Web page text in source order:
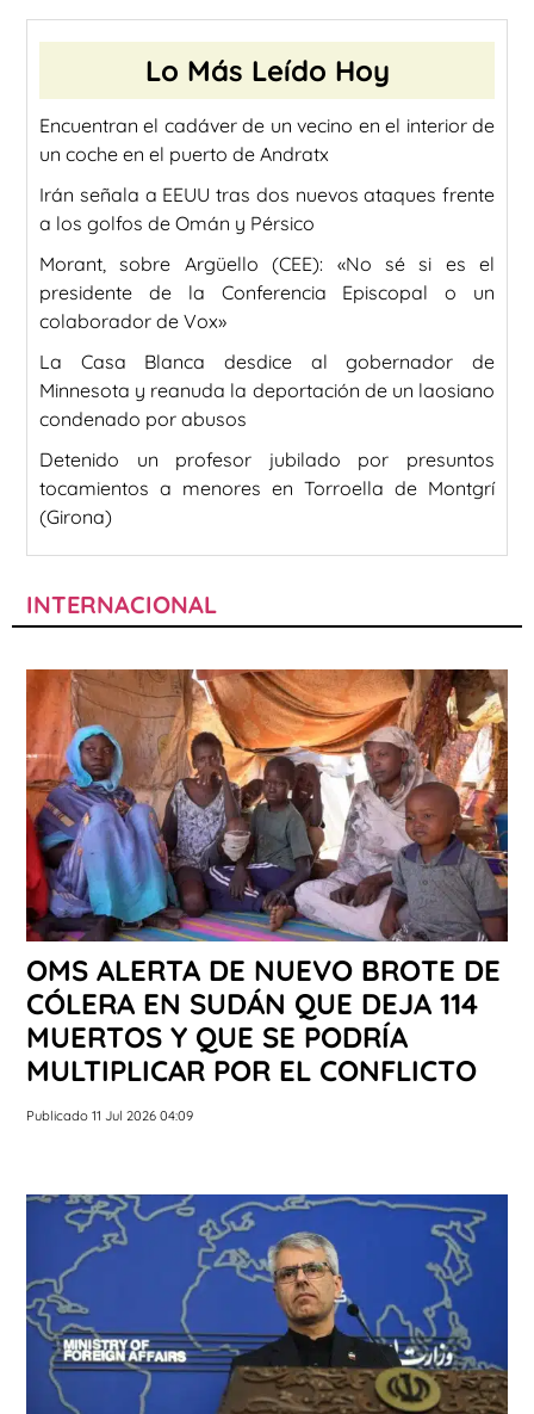
Lo Más Leído Hoy
Encuentran el cadáver de un vecino en el interior de
un coche en el puerto de Andratx
Irán señala a EEUU tras dos nuevos ataques frente
a los golfos de Omán y Pérsico
Morant, sobre Argüello (CEE): «No sé si es el
presidente de la Conferencia Episcopal o un
colaborador de Vox»
La Casa Blanca desdice al gobernador de
Minnesota y reanuda la deportación de un laosiano
condenado por abusos
Detenido un profesor jubilado por presuntos
tocamientos a menores en Torroella de Montgrí
(Girona)
INTERNACIONAL
OMS ALERTA DE NUEVO BROTE DE
CÓLERA EN SUDÁN QUE DEJA 114
MUERTOS Y QUE SE PODRÍA
MULTIPLICAR POR EL CONFLICTO
Publicado 11 Jul 2026 04:09